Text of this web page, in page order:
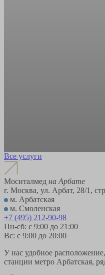
Все услуги
Моситалмед на Арбате
г. Москва, ул. Арбат, 28/1,
м. Арбатская
м. Смоленская
+7 (495) 212-90-98
Пн-сб: с 9:00 до 21:00
Вс: с 9:00 до 20:00
У нас удобное
станции метро Арбатская,